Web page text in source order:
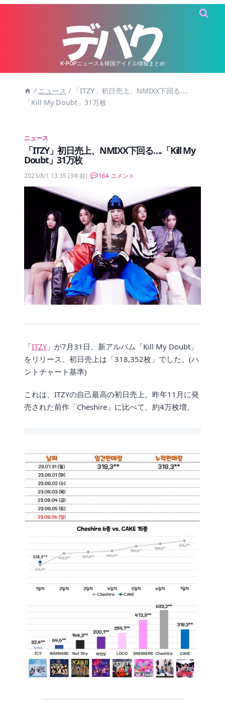
K-POPニュース＆韓国アイドル情報まとめ
/ ニュース /
「ITZY」初日売上、NMIXX下回る….
「Kill My Doubt」31万枚
ニュース
「ITZY」初日売上、NMIXX下回る….「Kill My
Doubt」31万枚
2023/8/1 13:35 (3年前) 164 コメント
「ITZY」が7月31日、新アルバム「Kill My Doubt」
をリリース。初日売上は「318,352枚」でした。(ハ
ントチャート基準)
これは、ITZYの自己最高の初日売上。昨年11月に発
売された前作「Cheshire」に比べて、約4万枚増。